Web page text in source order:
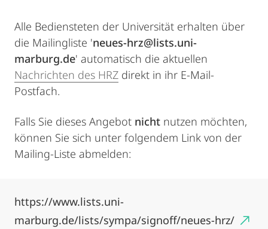
Alle Bediensteten der Universität erhalten über
die Mailingliste 'neues-hrz@lists.uni-
marburg.de' automatisch die aktuellen
Nachrichten des HRZ direkt in ihr E-Mail-
Postfach.
Falls Sie dieses Angebot nicht nutzen möchten,
können Sie sich unter folgendem Link von der
Mailing-Liste abmelden:
https://www.lists.uni-
marburg.de/lists/sympa/signoff/neues-hrz/